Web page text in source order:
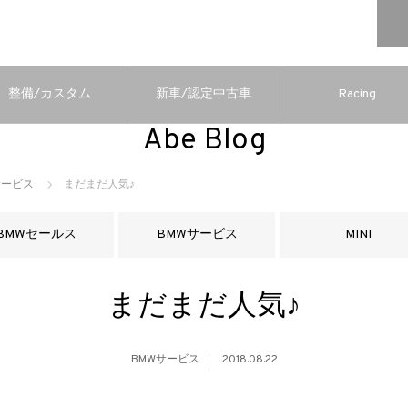
整備/カスタム 新車/認定中古車 Racing
Abe Blog
ビス まだまだ人気♪
セールス BMWサービス MINI
まだまだ人気♪
BMWサービス 2018.08.22